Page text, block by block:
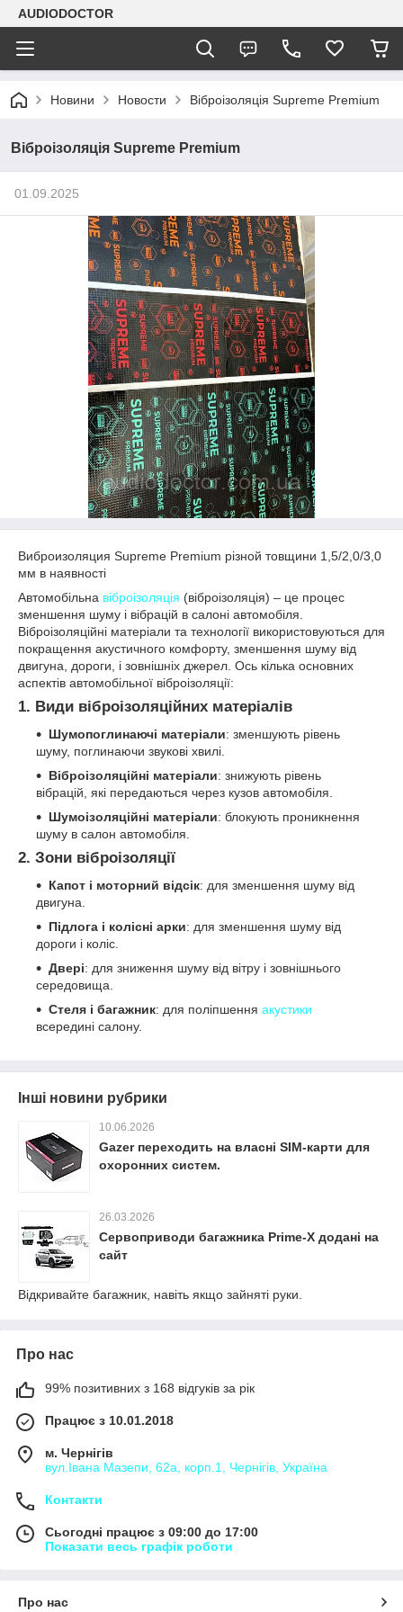
AUDIODOCTOR
Новини Новости Віброізоляція Supreme Premium
Віброізоляція Supreme Premium
01.09.2025
Виброизоляция Supreme Premium різной товщини 1,5/2,0/3,0
мм в наявності
Автомобільна віброізоляція (віброізоляція) – це процес
зменшення шуму і вібрацій в салоні автомобіля.
Віброізоляційні матеріали та технології використовуються для
покращення акустичного комфорту, зменшення шуму від
двигуна, дороги, і зовнішніх джерел. Ось кілька основних
аспектів автомобільної віброізоляції:
1. Види віброізоляційних матеріалів
Шумопоглинаючі матеріали: зменшують рівень
шуму, поглинаючи звукові хвилі.
Віброізоляційні матеріали: знижують рівень
вібрацій, які передаються через кузов автомобіля.
Шумоізоляційні матеріали: блокують проникнення
шуму в салон автомобіля.
2. Зони віброізоляції
Капот і моторний відсік: для зменшення шуму від
двигуна.
Підлога і колісні арки: для зменшення шуму від
дороги і коліс.
Двері: для зниження шуму від вітру і зовнішнього
середовища.
Стеля і багажник: для поліпшення акустики
всередині салону.
Інші новини рубрики
10.06.2026
Gazer переходить на власні SIM-карти для
охоронних систем.
26.03.2026
Сервоприводи багажника Prime-X додані на
сайт
Відкривайте багажник, навіть якщо зайняті руки.
Про нас
99% позитивних з 168 відгуків за рік
Працює з 10.01.2018
м. Чернігів
вул.Івана Мазепи, 62а, корп.1, Чернігів, Україна
Контакти
Сьогодні працює з 09:00 до 17:00
Показати весь графік роботи
Про нас